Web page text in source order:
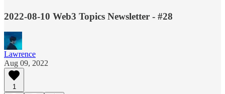
2022-08-10 Web3 Topics Newsletter - #28
Lawrence
Aug 09, 2022
1